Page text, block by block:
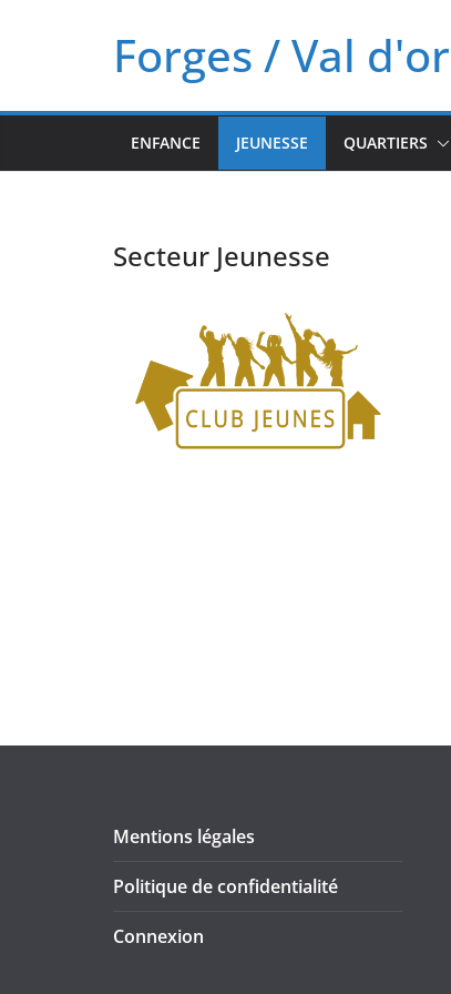
Forges / Val
ENFANCE JEUNESSE QUARTIERS
Secteur Jeunesse
Mentions légales
Politique de confidentialité
Connexion